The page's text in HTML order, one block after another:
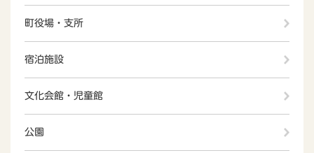
町役場・支所
宿泊施設
文化会館・児童館
公園